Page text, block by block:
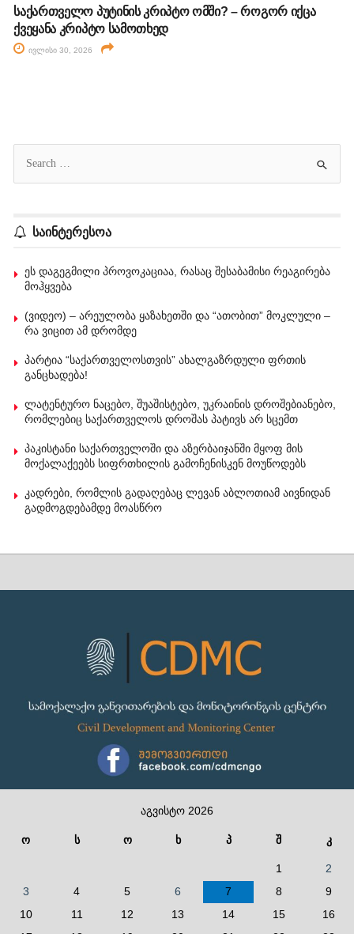
საქართველო პუტინის კრიპტო ომში? – როგორ იქცა
ქვეყანა კრიპტო სამოთხედ
ივლისი 30, 2026
საინტერესოა
ეს დაგეგმილი პროვოკაციაა, რასაც შესაბამისი რეაგირება
მოჰყვება
(ვიდეო) – არეულობა ყაზახეთში და “ათობით” მოკლული –
რა ვიცით ამ დრომდე
პარტია “საქართველოსთვის” ახალგაზრდული ფრთის
განცხადება!
ლატენტურო ნაცებო, შუაშისტებო, უკრაინის დროშებიანებო,
რომლებიც საქართველოს დროშას პატივს არ სცემთ
პაკისტანი საქართველოში და აზერბაიჯანში მყოფ მის
მოქალაქეებს სიფრთხილის გამოჩენისკენ მოუწოდებს
კადრები, რომლის გადაღებაც ლევან აბლოთიამ აივნიდან
გადმოგდებამდე მოასწრო
აგვისტო 2026
ო ს ო ხ პ შ კ
1
2
3
4 5 6 7 8
9
10
11 12 13 14 15
16